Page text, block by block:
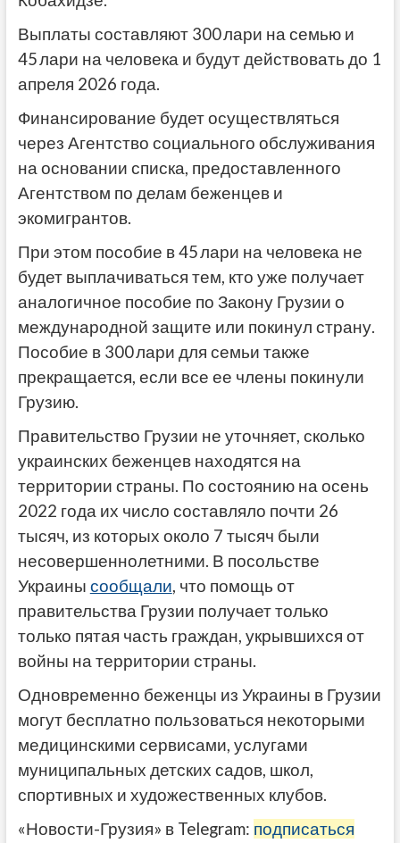
Выплаты составляют 300 лари на семью и
45 лари на человека и будут действовать до 1
апреля 2026 года.
Финансирование будет осуществляться
через Агентство социального обслуживания
на основании списка, предоставленного
Агентством по делам беженцев и
экомигрантов.
При этом пособие в 45 лари на человека не
будет выплачиваться тем, кто уже получает
аналогичное пособие по Закону Грузии о
международной защите или покинул страну.
Пособие в 300 лари для семьи также
прекращается, если все ее члены покинули
Грузию.
Правительство Грузии не уточняет, сколько
украинских беженцев находятся на
территории страны. По состоянию на осень
2022 года их число составляло почти 26
тысяч, из которых около 7 тысяч были
несовершеннолетними. В посольстве
Украины сообщали, что помощь от
правительства Грузии получает только
только пятая часть граждан, укрывшихся от
войны на территории страны.
Одновременно беженцы из Украины в Грузии
могут бесплатно пользоваться некоторыми
медицинскими сервисами, услугами
муниципальных детских садов, школ,
спортивных и художественных клубов.
«Новости-Грузия» в Telegram: подписаться